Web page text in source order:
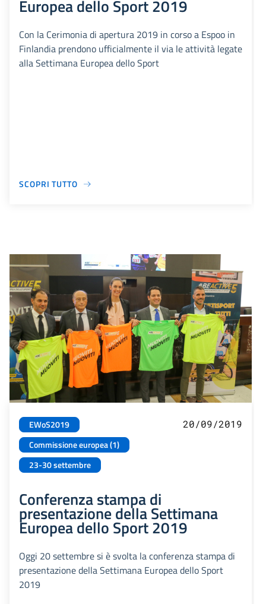
Europea dello Sport 2019
Con la Cerimonia di apertura 2019 in corso a Espoo in
Finlandia prendono ufficialmente il via le attività legate
alla Settimana Europea dello Sport
SCOPRI TUTTO
EWoS2019
Commissione europea (1)
23-30 settembre
20/09/2019
Conferenza stampa di
presentazione della Settimana
Europea dello Sport 2019
Oggi 20 settembre si è svolta la conferenza stampa di
presentazione della Settimana Europea dello Sport
2019